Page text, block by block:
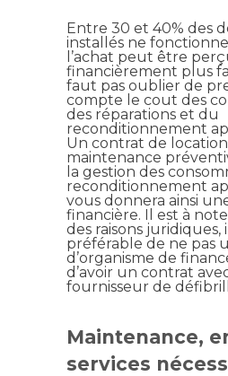
Entre 30 et 40% des
installés ne
l’achat peut être
financièrement plus
faut pas oublier de
compte le cout des
des réparations et du
reconditionnement
Un contrat de
maintenance
la gestion des
reconditionnement
vous donnera ainsi
financière. Il est à
des raisons juridiques,
préférable de ne pas
d’organisme de
d’avoir un contrat
fournisseur de
Maintenance,
services